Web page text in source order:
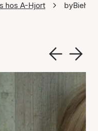
hos A-Hjort byBiehl